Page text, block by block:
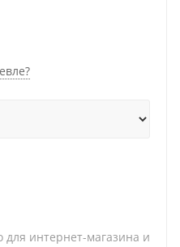
для интернет-магазина и